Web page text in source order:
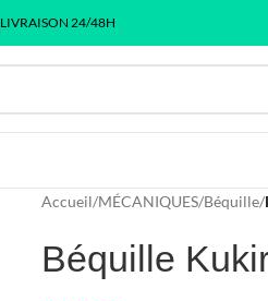
LIVRAISON 24/48H
Accueil/MÉCANIQUES/Béquille/
Béquille